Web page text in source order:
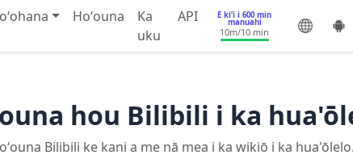
Hoʻouna
Ka
uku
API E kiʻi i 600 min
manuahi
10m/10 min
hou Bilibili i ka
Bilibili ke kani a me nā mea i ka wikiō i ka hua'ōlelo.